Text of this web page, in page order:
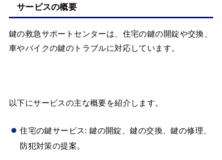
サービスの概要
鍵の救急サポートセンターは、住宅の鍵の開錠や交換、
車やバイクの鍵のトラブルに対応しています。
以下にサービスの主な概要を紹介します。
住宅の鍵サービス: 鍵の開錠、鍵の交換、鍵の修理、
防犯対策の提案。